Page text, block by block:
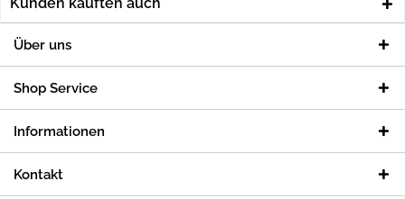
Über uns
Shop Service
Informationen
Kontakt